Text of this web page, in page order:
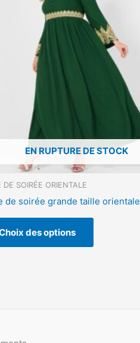
EN RUPTURE DE STOCK
DE SOIRÉE ORIENTALE
de soirée grande taille orientale
des options
variations.
Les
options
peuvent
choisies
produit